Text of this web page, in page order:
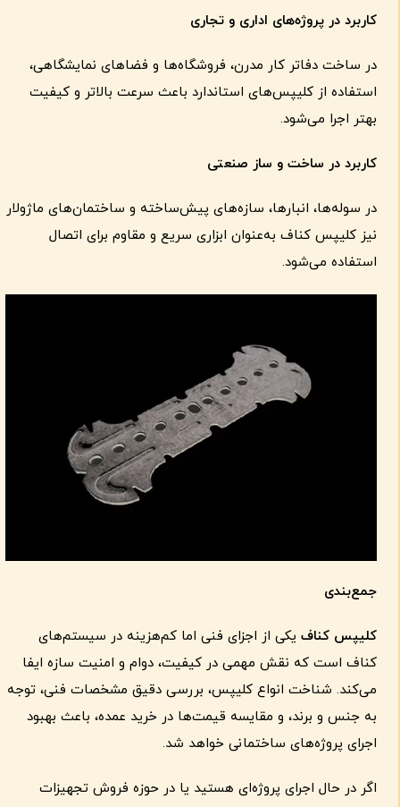
کاربرد در پروژه‌های اداری و تجاری
در ساخت دفاتر کار مدرن، فروشگاه‌ها و فضاهای نمایشگاهی،
استفاده از کلیپس‌های استاندارد باعث سرعت بالاتر و کیفیت
بهتر اجرا می‌شود.
کاربرد در ساخت و ساز صنعتی
در سوله‌ها، انبارها، سازه‌های پیش‌ساخته و ساختمان‌های ماژولار
نیز کلیپس کناف به‌عنوان ابزاری سریع و مقاوم برای اتصال
استفاده می‌شود.
جمع‌بندی
کلیپس کناف یکی از اجزای فنی اما کم‌هزینه در سیستم‌های
کناف است که نقش مهمی در کیفیت، دوام و امنیت سازه ایفا
می‌کند. شناخت انواع کلیپس، بررسی دقیق مشخصات فنی، توجه
به جنس و برند، و مقایسه قیمت‌ها در خرید عمده، باعث بهبود
اجرای پروژه‌های ساختمانی خواهد شد.
اگر در حال اجرای پروژه‌ای هستید یا در حوزه فروش تجهیزات